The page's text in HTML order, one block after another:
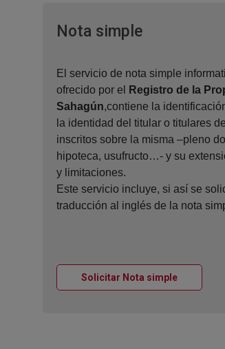
Nota simpleVentana
El servicio de nota simple
ofrecido por el
Registro de la
Sahagún,contiene la
la identidad del titular o titulares
inscritos sobre la misma –pleno
hipoteca, usufructo…- y su
y limitaciones.
Este servicio incluye, si así se
traducción al inglés de la nota
Solicitar Nota simpleVentana